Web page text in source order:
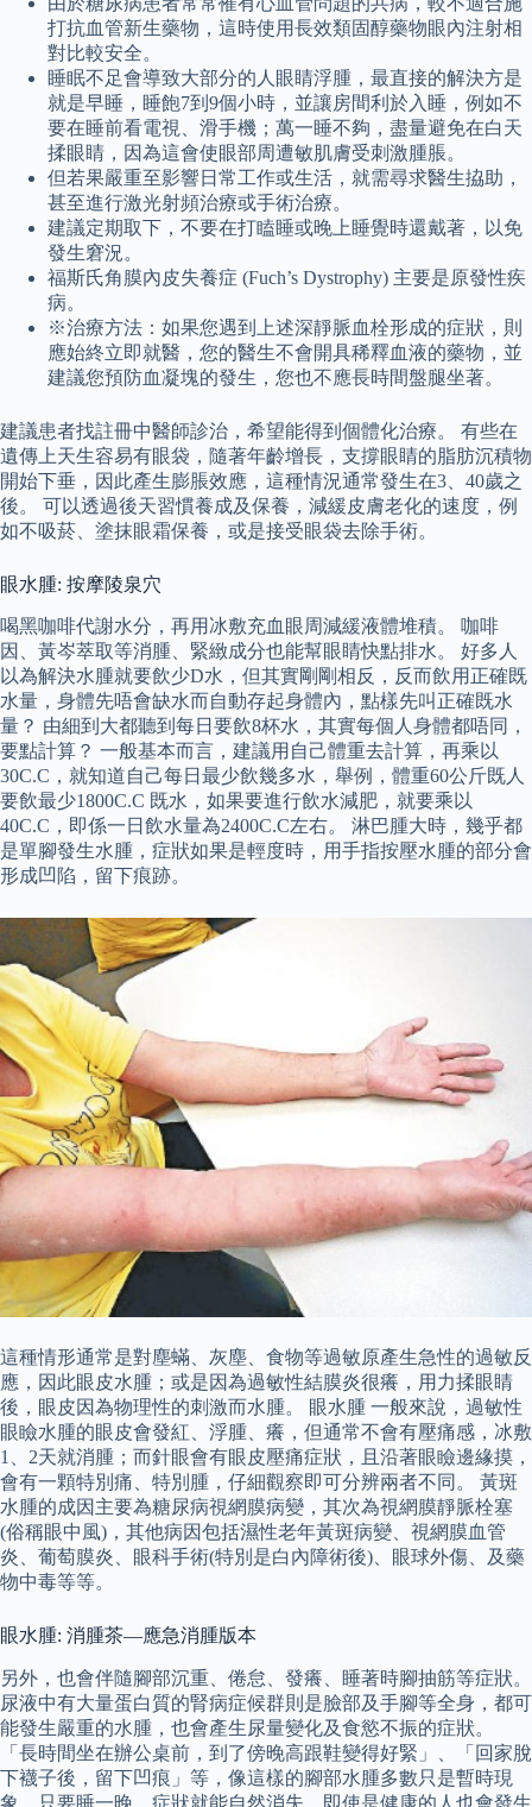
打抗血管新生藥物，這時使用長效類固醇藥物眼內注射相
對比較安全。
睡眠不足會導致大部分的人眼睛浮腫，最直接的解決方是
就是早睡，睡飽7到9個小時，並讓房間利於入睡，例如不
要在睡前看電視、滑手機；萬一睡不夠，盡量避免在白天
揉眼睛，因為這會使眼部周遭敏肌膚受刺激腫脹。
但若果嚴重至影響日常工作或生活，就需尋求醫生拹助，
甚至進行激光射頻治療或手術治療。
建議定期取下，不要在打瞌睡或晚上睡覺時還戴著，以免
發生窘況。
福斯氏角膜內皮失養症 (Fuch’s Dystrophy) 主要是原發性疾
病。
※治療方法：如果您遇到上述深靜脈血栓形成的症狀，則
應始終立即就醫，您的醫生不會開具稀釋血液的藥物，並
建議您預防血凝塊的發生，您也不應長時間盤腿坐著。
建議患者找註冊中醫師診治，希望能得到個體化治療。 有些在
遺傳上天生容易有眼袋，隨著年齡增長，支撐眼睛的脂肪沉積物
開始下垂，因此產生膨脹效應，這種情況通常發生在3、40歲之
後。 可以透過後天習慣養成及保養，減緩皮膚老化的速度，例
如不吸菸、塗抹眼霜保養，或是接受眼袋去除手術。
眼水腫: 按摩陵泉穴
喝黑咖啡代謝水分，再用冰敷充血眼周減緩液體堆積。 咖啡
因、黃岑萃取等消腫、緊緻成分也能幫眼睛快點排水。 好多人
以為解決水腫就要飲少D水，但其實剛剛相反，反而飲用正確既
水量，身體先唔會缺水而自動存起身體內，點樣先叫正確既水
量？ 由細到大都聽到每日要飲8杯水，其實每個人身體都唔同，
要點計算？ 一般基本而言，建議用自己體重去計算，再乘以
30C.C，就知道自己每日最少飲幾多水，舉例，體重60公斤既人
要飲最少1800C.C 既水，如果要進行飲水減肥，就要乘以
40C.C，即係一日飲水量為2400C.C左右。 淋巴腫大時，幾乎都
是單腳發生水腫，症狀如果是輕度時，用手指按壓水腫的部分會
形成凹陷，留下痕跡。
這種情形通常是對塵蟎、灰塵、食物等過敏原產生急性的過敏反
應，因此眼皮水腫；或是因為過敏性結膜炎很癢，用力揉眼睛
後，眼皮因為物理性的刺激而水腫。 眼水腫 一般來說，過敏性
眼瞼水腫的眼皮會發紅、浮腫、癢，但通常不會有壓痛感，冰敷
1、2天就消腫；而針眼會有眼皮壓痛症狀，且沿著眼瞼邊緣摸，
會有一顆特別痛、特別腫，仔細觀察即可分辨兩者不同。 黃斑
水腫的成因主要為糖尿病視網膜病變，其次為視網膜靜脈栓塞
(俗稱眼中風)，其他病因包括濕性老年黃斑病變、視網膜血管
炎、葡萄膜炎、眼科手術(特別是白內障術後)、眼球外傷、及藥
物中毒等等。
眼水腫: 消腫茶—應急消腫版本
另外，也會伴隨腳部沉重、倦怠、發癢、睡著時腳抽筋等症狀。
尿液中有大量蛋白質的腎病症候群則是臉部及手腳等全身，都可
能發生嚴重的水腫，也會產生尿量變化及食慾不振的症狀。
「長時間坐在辦公桌前，到了傍晚高跟鞋變得好緊」、「回家脫
下襪子後，留下凹痕」等，像這樣的腳部水腫多數只是暫時現
象，只要睡一晚，症狀就能自然消失，即使是健康的人也會發生